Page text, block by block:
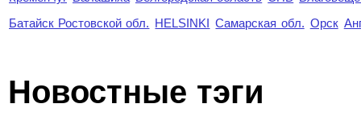
Батайск Ростовской обл. HELSINKI Самарская обл. Орск
Новостные тэги